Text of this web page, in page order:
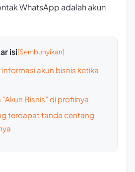
WhatsApp adalah akun
isi
akun bisnis ketika
Bisnis” di profilnya
terdapat tanda centang